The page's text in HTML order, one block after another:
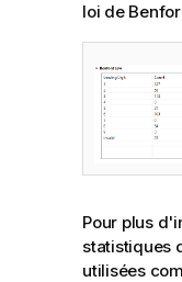
loi de
Pour plus
statistiques
utilisées